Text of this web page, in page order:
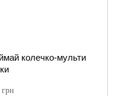
колечко-мульти
грн